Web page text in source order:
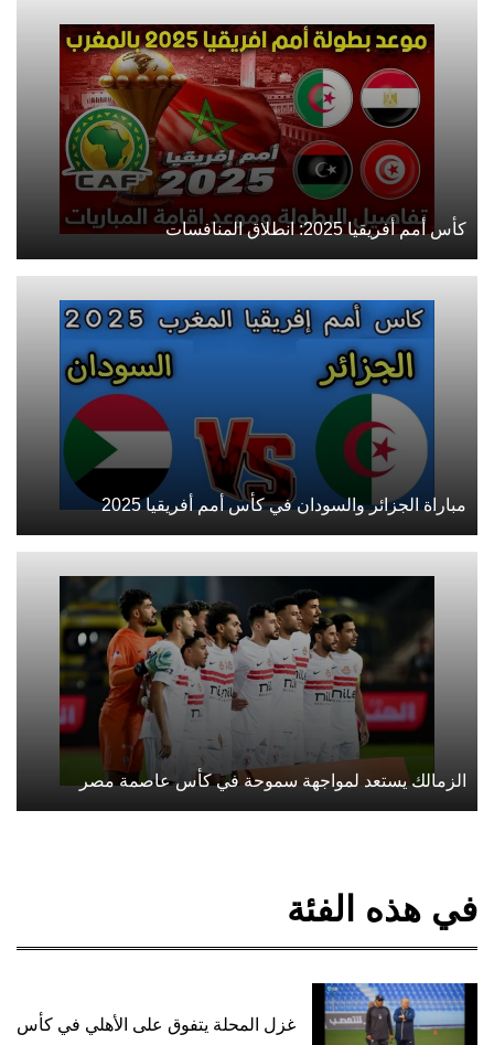
كأس أمم أفريقيا 2025: انطلاق المنافسات
مباراة الجزائر والسودان في كأس أمم أفريقيا 2025
الزمالك يستعد لمواجهة سموحة في كأس عاصمة مصر
في هذه الفئة
غزل المحلة يتفوق على الأهلي في كأس